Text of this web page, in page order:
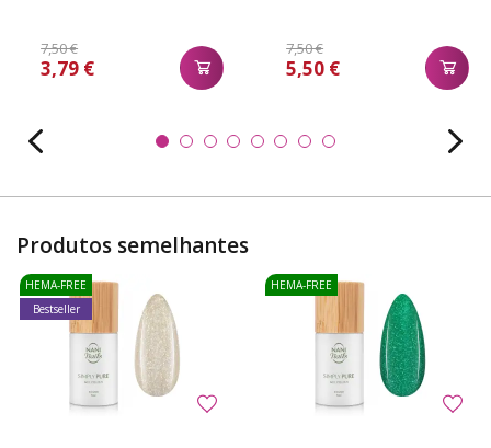
7,50 €
3,79 €
7,50 €
5,50 €
Produtos semelhantes
HEMA-FREE
Bestseller
HEMA-FREE